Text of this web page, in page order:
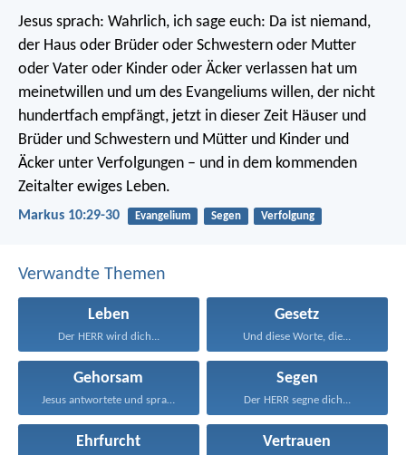
Jesus sprach: Wahrlich, ich sage euch: Da ist niemand,
der Haus oder Brüder oder Schwestern oder Mutter
oder Vater oder Kinder oder Äcker verlassen hat um
meinetwillen und um des Evangeliums willen, der nicht
hundertfach empfängt, jetzt in dieser Zeit Häuser und
Brüder und Schwestern und Mütter und Kinder und
Äcker unter Verfolgungen – und in dem kommenden
Zeitalter ewiges Leben.
Markus 10:29-30 Evangelium Segen Verfolgung
Verwandte Themen
Leben
Der HERR wird dich...
Gesetz
Und diese Worte, die...
Gehorsam
Jesus antwortete und sprach...
Segen
Der HERR segne dich...
Ehrfurcht Vertrauen